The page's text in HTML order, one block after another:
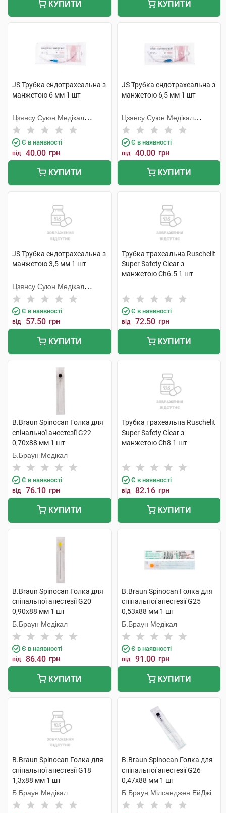
КУПИТИ КУПИТИ
JS Трубка ендотрахеальна з
манжетою 6 мм 1 шт
Цзянсу Суюн Медікал
Метіріалс
Є в наявності
від 40.00 грн
КУПИТИ
JS Трубка ендотрахеальна з
манжетою 6,5 мм 1 шт
Цзянсу Суюн Медікал
Метіріалс
Є в наявності
від 40.00 грн
КУПИТИ
JS Трубка ендотрахеальна з
манжетою 3,5 мм 1 шт
Цзянсу Суюн Медікал
Метіріалс
Є в наявності
від 57.50 грн
КУПИТИ
Трубка трахеальна Ruschelit
Super Safety Clear з
манжетою Ch6.5 1 шт
Є в наявності
від 72.50 грн
КУПИТИ
B.Braun Spinocan Голка для
спінальної анестезії G22
0,70x88 мм 1 шт
Б.Браун Медікал
Є в наявності
від 76.10 грн
КУПИТИ
Трубка трахеальна Ruschelit
Super Safety Clear з
манжетою Ch8 1 шт
Є в наявності
від 82.16 грн
КУПИТИ
B.Braun Spinocan Голка для
спінальної анестезії G20
0,90x88 мм 1 шт
Б.Браун Медікал
Є в наявності
від 86.40 грн
КУПИТИ
B.Braun Spinocan Голка для
спінальної анестезії G25
0,53x88 мм 1 шт
Б.Браун Медікал
Є в наявності
від 91.00 грн
КУПИТИ
B.Braun Spinocan Голка для
спінальної анестезії G18
1,3x88 мм 1 шт
Б.Браун Медікал
B.Braun Spinocan Голка для
спінальної анестезії G26
0,47x88 мм 1 шт
Б.Браун Мілсанджен ЕйДжі